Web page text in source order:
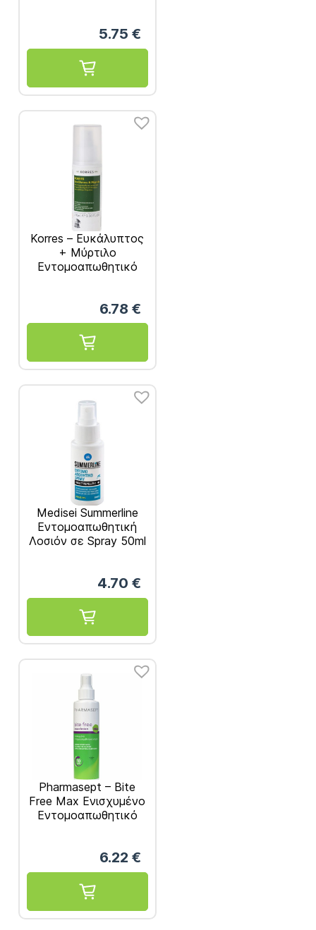
Προστασία 75ml
5.75 €
Korres – Ευκάλυπτος
+ Μύρτιλο
Εντομοαπωθητικό
6.78 €
Medisei Summerline
Εντομοαπωθητική
Λοσιόν σε Spray 50ml
4.70 €
Pharmasept – Bite
Free Max Ενισχυμένο
Εντομοαπωθητικό
6.22 €